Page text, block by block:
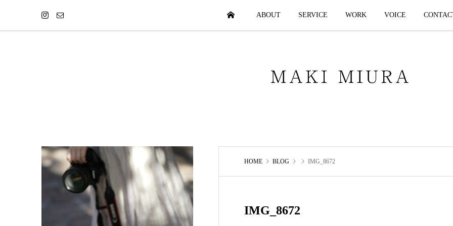
HOME ABOUT SERVICE WORK VOICE
HOME BLOG IMG_8672
IMG_8672